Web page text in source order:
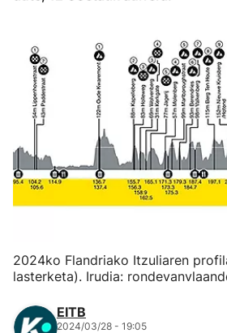
Eskubaloia
Kirolak 360
Atletismoa
Mendi-lasterketak
2024ko Flandriako Itzuliaren
lasterketa). Irudia:
EITB
2024/03/28 - 19:05